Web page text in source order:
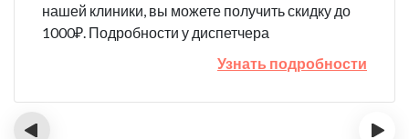
нашей клиники, вы можете получить скидку до
1000₽. Подробности у диспетчера
Узнать подробности
‹ ›